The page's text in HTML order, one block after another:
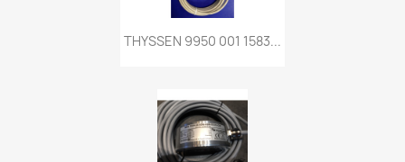
THYSSEN 9950 001 1583...